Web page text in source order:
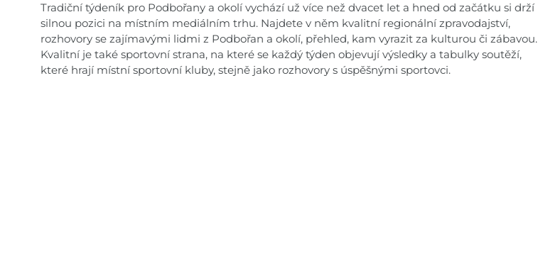
Tradiční týdeník pro Podbořany a okolí vychází už více než dvacet let a hned od začátku si drží
silnou pozici na místním mediálním trhu. Najdete v něm kvalitní regionální zpravodajství,
rozhovory se zajímavými lidmi z Podbořan a okolí, přehled, kam vyrazit za kulturou či zábavou.
Kvalitní je také sportovní strana, na které se každý týden objevují výsledky a tabulky soutěží,
které hrají místní sportovní kluby, stejně jako rozhovory s úspěšnými sportovci.